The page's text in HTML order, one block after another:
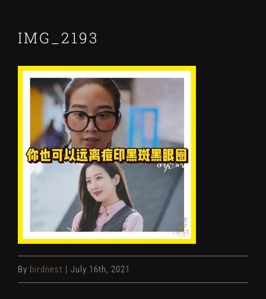
IMG_2193
By birdnest | July 16th, 2021